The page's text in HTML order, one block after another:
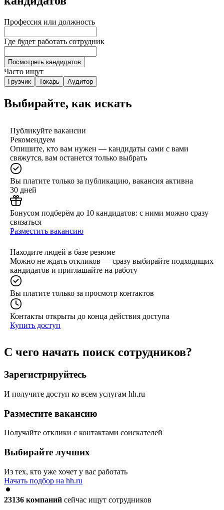
Профессия или должность
Где будет работать сотрудник
Посмотреть кандидатов
Часто ищут
Грузчик Токарь Аудитор
Выбирайте, как искать
Публикуйте вакансии
Рекомендуем
Опишите, кто вам нужен — кандидаты сами с вами
свяжутся, вам останется только выбрать
Вы платите только за публикацию, вакансия активна
30 дней
Бонусом подберём до 10 кандидатов: с ними можно сразу
связаться
Разместить вакансию
Находите людей в базе резюме
Можно не ждать откликов — сразу выбирайте подходящих
кандидатов и приглашайте на работу
Вы платите только за просмотр контактов
Контакты открыты до конца действия доступа
Купить доступ
С чего начать поиск сотрудников?
Зарегистрируйтесь
И получите доступ ко всем услугам hh.ru
Разместите вакансию
Получайте отклики с контактами соискателей
Выбирайте лучших
Из тех, кто уже хочет у вас работать
Начать подбор на hh.ru
23136 компаний сейчас ищут сотрудников